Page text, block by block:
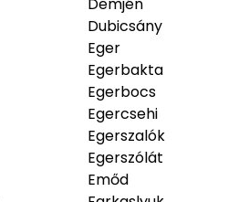
Dubicsány
Eger
Egerbakta
Egerbocs
Egercsehi
Egerszalók
Egerszólát
Emőd